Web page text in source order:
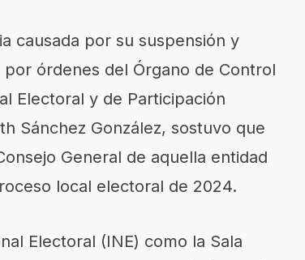
causada por su suspensión y
órdenes del Órgano de Control
Electoral y de Participación
Sánchez González, sostuvo que
General de aquella entidad
local electoral de 2024.
Electoral (INE) como la Sala